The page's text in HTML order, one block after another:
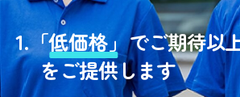
1.「低価格」でご期待以
をご提供します